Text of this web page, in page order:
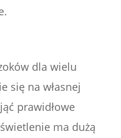
dla wielu
się na własnej
prawidłowe
ma dużą